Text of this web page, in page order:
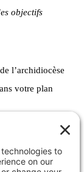
objectifs
l’archidiocèse
votre plan
elit. Ut elit tellus,